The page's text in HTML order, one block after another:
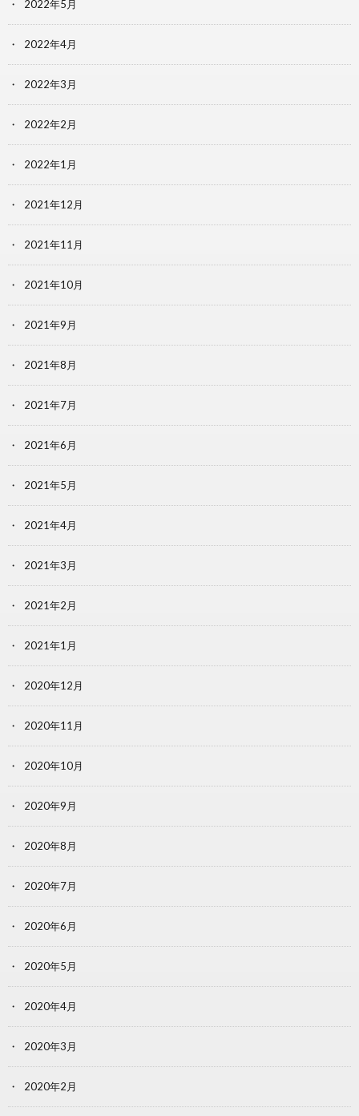
2022年5月
2022年4月
2022年3月
2022年2月
2022年1月
2021年12月
2021年11月
2021年10月
2021年9月
2021年8月
2021年7月
2021年6月
2021年5月
2021年4月
2021年3月
2021年2月
2021年1月
2020年12月
2020年11月
2020年10月
2020年9月
2020年8月
2020年7月
2020年6月
2020年5月
2020年4月
2020年3月
2020年2月